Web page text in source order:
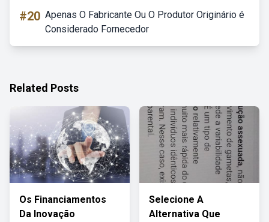
#20 Apenas O Fabricante Ou O Produtor Originário é
Considerado Fornecedor
Related Posts
Os Financiamentos
Da Inovação
Selecione A
Alternativa Que